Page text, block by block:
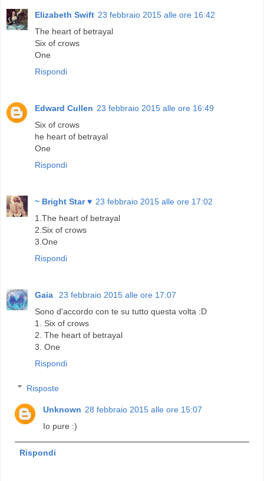
Elizabeth Swift 23 febbraio 2015 alle ore 16:42
The heart of betrayal
Six of crows
One
Rispondi
Edward Cullen 23 febbraio 2015 alle ore 16:49
Six of crows
he heart of betrayal
One
Rispondi
~ Bright Star ♥ 23 febbraio 2015 alle ore 17:02
1.The heart of betrayal
2.Six of crows
3.One
Rispondi
Gaia
23 febbraio 2015 alle ore 17:07
Sono d'accordo con te su tutto questa volta :D
1. Six of crows
2. The heart of betrayal
3. One
Rispondi
Risposte
Unknown 28 febbraio 2015 alle ore 15:07
Io pure :)
Rispondi